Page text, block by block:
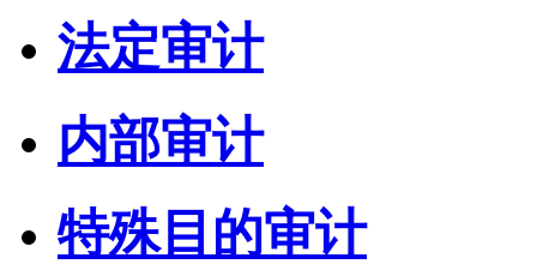
法定审计
内部审计
特殊目的审计